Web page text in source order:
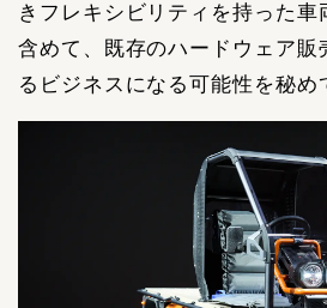
きフレキシビリティを持った車
含めて、既存のハードウェア販
るビジネスになる可能性を秘め